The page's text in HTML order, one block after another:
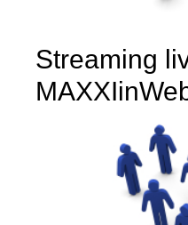
Streaming